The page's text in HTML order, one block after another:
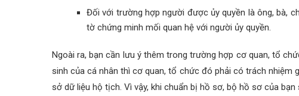
Đối với trường hợp người được ủy quyền là ông, bà,
tờ chứng minh mối quan hệ với người ủy quyền.
Ngoài ra, bạn cần lưu ý thêm trong trường hợp cơ quan, tổ
sinh của cá nhân thì cơ quan, tổ chức đó phải có trách nhiệm
sở dữ liệu hộ tịch. Vì vậy, khi chuẩn bị hồ sơ, bộ hồ sơ của bạn